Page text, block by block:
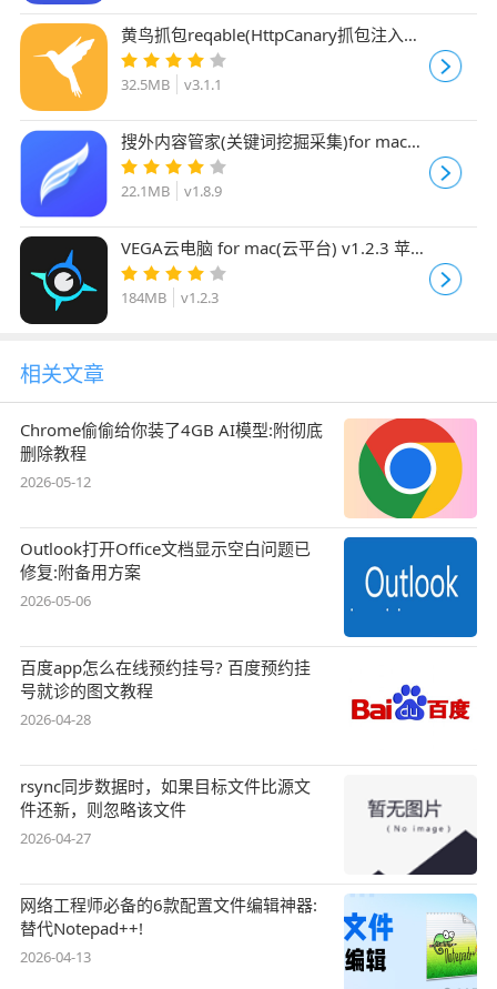
黄鸟抓包reqable(HttpCanary抓包注入工
具) 2026 v3.1.1 Mac官方最新版
32.5MB v3.1.1
搜外内容管家(关键词挖掘采集)for mac
v1.8.9 苹果电脑版
22.1MB v1.8.9
VEGA云电脑 for mac(云平台) v1.2.3 苹果
电脑版
184MB v1.2.3
相关文章
Chrome偷偷给你装了4GB AI模型:附彻底
删除教程
2026-05-12
Outlook打开Office文档显示空白问题已
修复:附备用方案
2026-05-06
百度app怎么在线预约挂号? 百度预约挂
号就诊的图文教程
2026-04-28
rsync同步数据时，如果目标文件比源文
件还新，则忽略该文件
2026-04-27
网络工程师必备的6款配置文件编辑神器:
替代Notepad++!
2026-04-13